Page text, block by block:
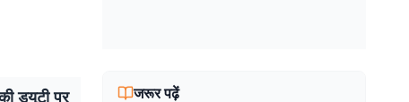
ड्यूटी पर
जरूर पढ़ें